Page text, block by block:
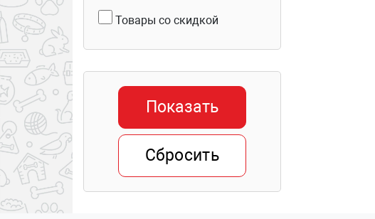
Товары со скидкой
Показать
Сбросить